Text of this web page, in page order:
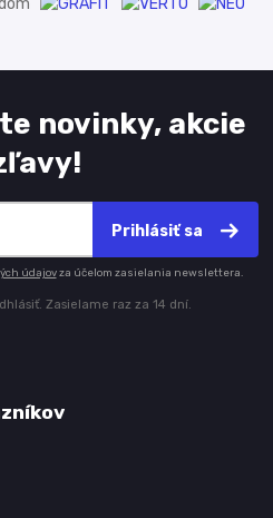
novinky, akcie
Prihlásiť sa
údajovza účelom zasielania newslettera.
Zasielame raz za 14 dní.